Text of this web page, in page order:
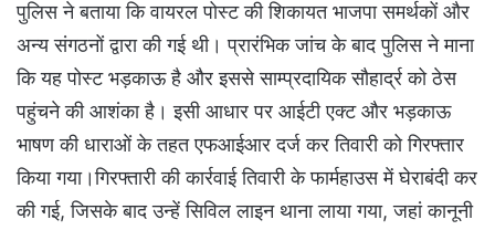
पुलिस ने बताया कि वायरल पोस्ट की शिकायत भाजपा समर्थकों और
अन्य संगठनों द्वारा की गई थी। प्रारंभिक जांच के बाद पुलिस ने माना
कि यह पोस्ट भड़काऊ है और इससे साम्प्रदायिक सौहार्द्र को ठेस
पहुंचने की आशंका है। इसी आधार पर आईटी एक्ट और भड़काऊ
भाषण की धाराओं के तहत एफआईआर दर्ज कर तिवारी को गिरफ्तार
किया गया।गिरफ्तारी की कार्रवाई तिवारी के फार्महाउस में घेराबंदी कर
की गई, जिसके बाद उन्हें सिविल लाइन थाना लाया गया, जहां कानूनी